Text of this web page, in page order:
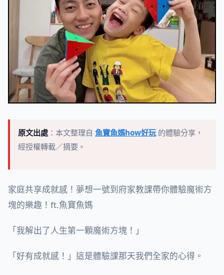
原文出處 ：本文整理自 魚寶魚媽how好玩的體驗分享，
經授權轉載／摘要。
家庭共享成就感！夢想一號到府家教課帶你體驗魔術方
塊的樂趣！ft.魚寶魚媽
「我解出了人生第一顆魔術方塊！」
「好有成就感！」這是體驗課那天我們全家的心得。